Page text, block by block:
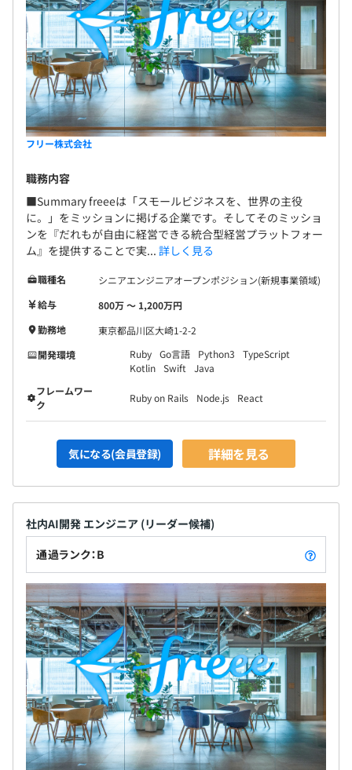
フリー株式会社
職務内容
■Summary freeeは「スモールビジネスを、世界の主役
に。」をミッションに掲げる企業です。そしてそのミッショ
ンを『だれもが自由に経営できる統合型経営プラットフォー
ム』を提供することで実... 詳しく見る
職種名
シニアエンジニアオープンポジション(新規事業領域)
給与
800万 〜 1,200万円
勤務地
東京都品川区大崎1-2-2
開発環境
Ruby Go言語 Python3
TypeScript
Kotlin Swift
Java
フレームワー
ク
Ruby on Rails Node.js React
気になる(会員登録) 詳細を見る
社内AI開発 エンジニア (リーダー候補)
通過ランク：B